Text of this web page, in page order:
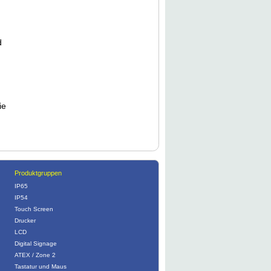
Produktgruppen
IP65
IP54
Touch Screen
Drucker
LCD
Digital Signage
ATEX / Zone 2
Tastatur und Maus